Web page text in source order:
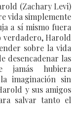
(Zachary Levi)
vida simplemente
a sí mismo fuera
verdadero, Harold
sobre la vida
desencadenar las
jamás hubiera
imaginación sin
y sus amigos
salvar tanto el